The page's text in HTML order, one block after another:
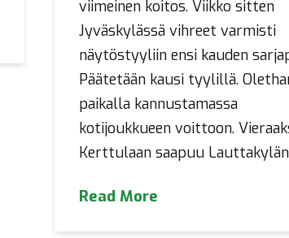
viimeinen koitos. Viikko sitten
Jyväskylässä vihreet varmisti
näytöstyyliin ensi kauden
Päätetään kausi tyylillä.
paikalla kannustamassa
kotijoukkueen voittoon.
Kerttulaan saapuu
Read More